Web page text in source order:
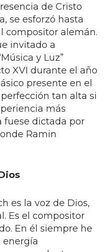
de Cristo
se esforzó hasta
compositor alemán.
invitado a
y Luz”
XVI durante el año
presente en el
tan alta si
más
fuese dictada por
Ramin
es la voz de Dios,
Es el compositor
En él siempre he